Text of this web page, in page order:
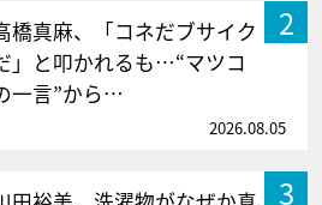
2
橋真麻、「コネだブサイク
」と叩かれるも…“マツコ
一言”から…
2026.08.05
3